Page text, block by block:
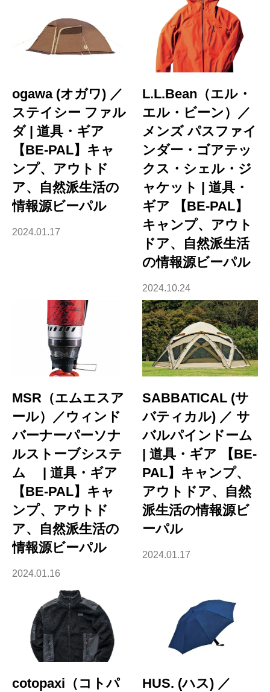
ogawa (オガワ) ／
ステイシー ファル
ダ | 道具・ギア
【BE-PAL】キャ
ンプ、アウトド
ア、自然派生活の
情報源ビーパル
2024.01.17
L.L.Bean（エル・
エル・ビーン）／
メンズ パスファイ
ンダー・ゴアテッ
クス・シェル・ジ
ャケット | 道具・
ギア 【BE-PAL】
キャンプ、アウト
ドア、自然派生活
の情報源ビーパル
2024.10.24
MSR（エムエスア
ール）／ウィンド
バーナーパーソナ
ルストーブシステ
ム | 道具・ギア
【BE-PAL】キャ
ンプ、アウトド
ア、自然派生活の
情報源ビーパル
2024.01.16
SABBATICAL (サ
バティカル) ／ サ
バルパインドーム
| 道具・ギア 【BE-
PAL】キャンプ、
アウトドア、自然
派生活の情報源ビ
ーパル
2024.01.17
cotopaxi（コトパ
HUS. (ハス) ／